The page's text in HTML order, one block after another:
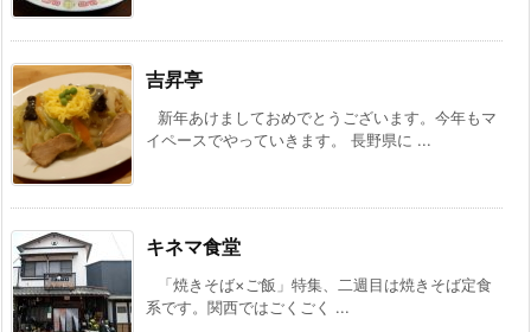
吉昇亭
新年あけましておめでとうございます。今年もマ
イペースでやっていきます。 長野県に ...
キネマ食堂
「焼きそば×ご飯」特集、二週目は焼きそば定食
系です。関西ではごくごく ...